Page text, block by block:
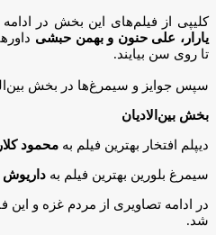
کلیپی از فیلم‌های این بخش در
یارار، علی حنون و بهمن حبشی
تا روی سن بیایند.
سپس جوایز و سیمرغ‌ها در بخش
بخش بین‌الادیان
دیپلم افتخار بهترین فیلم به محمود
سیمرغ بلورین بهترین فیلم به داریوش
در ادامه تصاویری از مردم غزه و
شد.